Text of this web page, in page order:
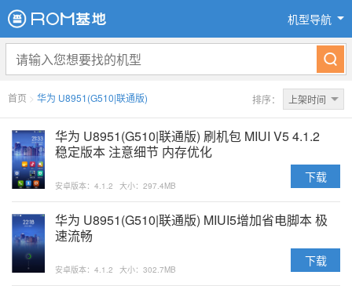
机型导航
首页 > 华为 U8951(G510|联通版) 排序： 上架时间
华为 U8951(G510|联通版) 刷机包 MIUI V5 4.1.2
稳定版本 注意细节 内存优化
安卓版本：4.1.2 大小：297.4MB
下载
华为 U8951(G510|联通版) MIUI5增加省电脚本 极
速流畅
安卓版本：4.1.2 大小：302.7MB
下载